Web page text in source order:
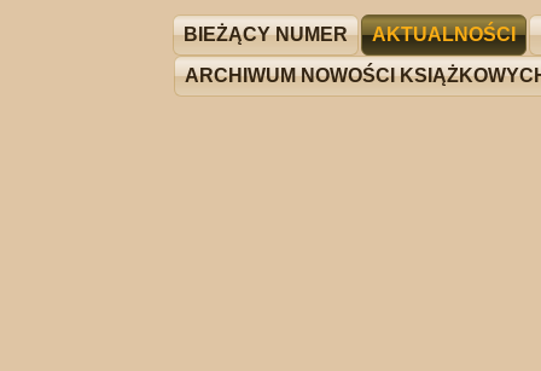
BIEŻĄCY NUMER AKTUALNOŚCI
ARCHIWUM NOWOŚCI